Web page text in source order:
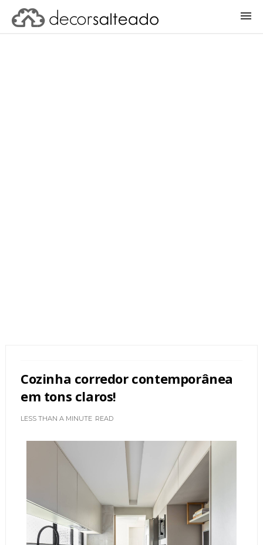
Cozinha corredor contemporânea
em tons claros!
LESS THAN A MINUTE READ